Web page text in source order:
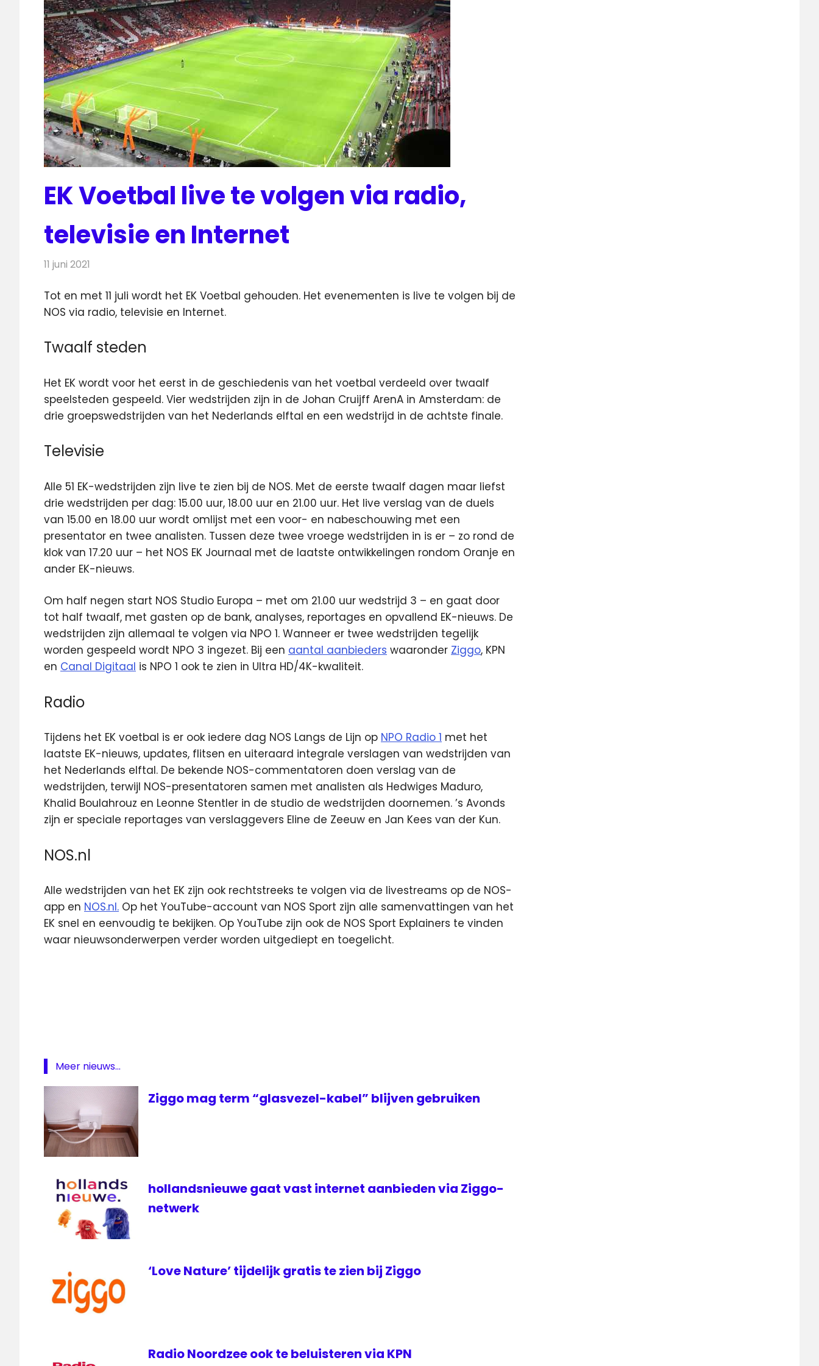
EK Voetbal live te volgen via radio,
televisie en Internet
11 juni 2021
Tot en met 11 juli wordt het EK Voetbal gehouden. Het evenementen is live te volgen bij de
NOS via radio, televisie en Internet.
Twaalf steden
Het EK wordt voor het eerst in de geschiedenis van het voetbal verdeeld over twaalf
speelsteden gespeeld. Vier wedstrijden zijn in de Johan Cruijff ArenA in Amsterdam: de
drie groepswedstrijden van het Nederlands elftal en een wedstrijd in de achtste finale.
Televisie
Alle 51 EK-wedstrijden zijn live te zien bij de NOS. Met de eerste twaalf dagen maar liefst
drie wedstrijden per dag: 15.00 uur, 18.00 uur en 21.00 uur. Het live verslag van de duels
van 15.00 en 18.00 uur wordt omlijst met een voor- en nabeschouwing met een
presentator en twee analisten. Tussen deze twee vroege wedstrijden in is er – zo rond de
klok van 17.20 uur – het NOS EK Journaal met de laatste ontwikkelingen rondom Oranje en
ander EK-nieuws.
Om half negen start NOS Studio Europa – met om 21.00 uur wedstrijd 3 – en gaat door
tot half twaalf, met gasten op de bank, analyses, reportages en opvallend EK-nieuws. De
wedstrijden zijn allemaal te volgen via NPO 1. Wanneer er twee wedstrijden tegelijk
worden gespeeld wordt NPO 3 ingezet. Bij een aantal aanbieders waaronder Ziggo, KPN
en Canal Digitaal is NPO 1 ook te zien in Ultra HD/4K-kwaliteit.
Radio
Tijdens het EK voetbal is er ook iedere dag NOS Langs de Lijn op NPO Radio 1 met het
laatste EK-nieuws, updates, flitsen en uiteraard integrale verslagen van wedstrijden van
het Nederlands elftal. De bekende NOS-commentatoren doen verslag van de
wedstrijden, terwijl NOS-presentatoren samen met analisten als Hedwiges Maduro,
Khalid Boulahrouz en Leonne Stentler in de studio de wedstrijden doornemen. ’s Avonds
zijn er speciale reportages van verslaggevers Eline de Zeeuw en Jan Kees van der Kun.
NOS.nl
Alle wedstrijden van het EK zijn ook rechtstreeks te volgen via de livestreams op de NOS-
app en NOS.nl. Op het YouTube-account van NOS Sport zijn alle samenvattingen van het
EK snel en eenvoudig te bekijken. Op YouTube zijn ook de NOS Sport Explainers te vinden
waar nieuwsonderwerpen verder worden uitgediept en toegelicht.
EK
Voetbal
Radio
KPN
live EK
Voetbal
livestream
EK Voetbal
ziggo
Meer nieuws...
Ziggo mag term “glasvezel-kabel” blijven gebruiken
hollandsnieuwe gaat vast internet aanbieden via Ziggo-
netwerk
‘Love Nature’ tijdelijk gratis te zien bij Ziggo
Radio Noordzee ook te beluisteren via KPN